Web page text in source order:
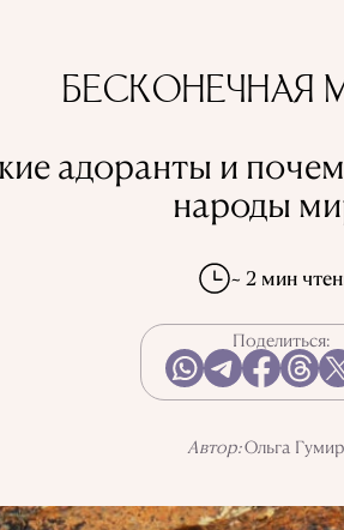
БЕСКОНЕЧНАЯ
адоранты и
народы
~ 2 мин
Поделиться:
Автор:Ольга